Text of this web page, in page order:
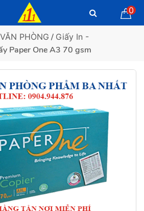
0
PHÒNG / Giấy In -
Paper One A3 70 gsm